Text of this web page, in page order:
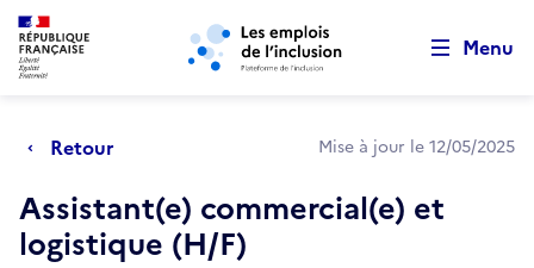
Aller au menu principal Aller au contenu principal
Menu
Retour Mise à jour le 12/05/2025
Assistant(e) commercial(e) et
logistique (H/F)
Retour au début de la page
Panneau de gestion des cookies